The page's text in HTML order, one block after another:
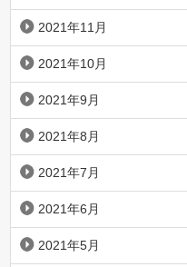
2021年11月
2021年10月
2021年9月
2021年8月
2021年7月
2021年6月
2021年5月